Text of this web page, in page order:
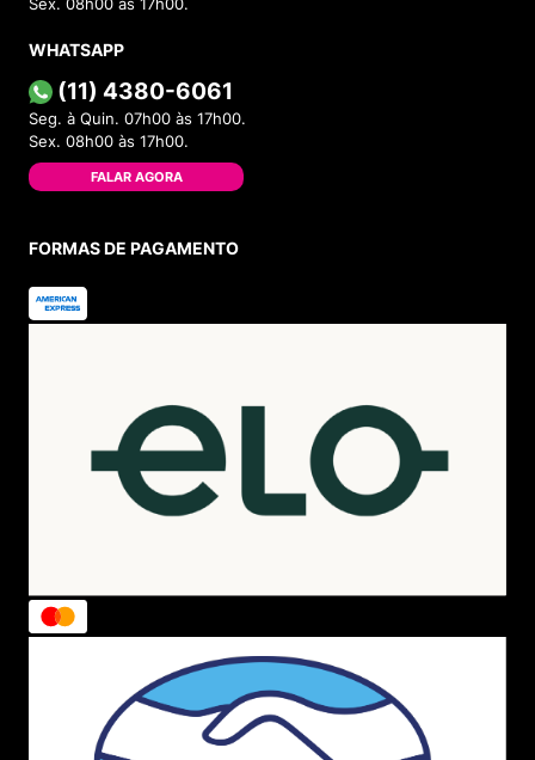
Sex. 08h00 às 17h00.
WHATSAPP
(11) 4380-6061
Seg. à Quin. 07h00 às 17h00.
Sex. 08h00 às 17h00.
FALAR AGORA
FORMAS DE PAGAMENTO